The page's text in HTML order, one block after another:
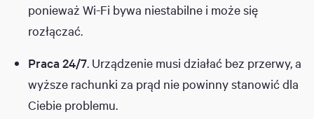
ponieważ Wi-Fi bywa niestabilne i może się
rozłączać.
Praca 24/7. Urządzenie musi działać bez przerwy, a
wyższe rachunki za prąd nie powinny stanowić dla
Ciebie problemu.